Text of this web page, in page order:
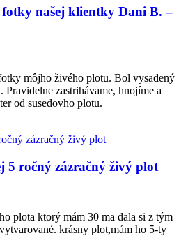
našej klientky Dani B. –
môjho živého plotu. Bol vysadený
Pravidelne zastrihávame, hnojíme a
od susedovho plotu.
5 ročný zázračný živý plot
plota ktorý mám 30 ma dala si z tým
krásny plot,mám ho 5-ty